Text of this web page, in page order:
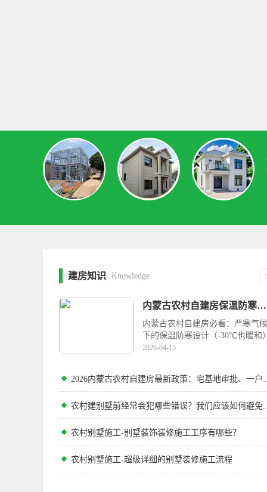
建房知识 Knowledge
内蒙古农村自建房保温防寒的核心需求为什么必须重视？
内蒙古农村自建房必看：严寒气候
下的保温防寒设计（-30℃也暖和
内蒙古地处我国北部，···
2026-04-15
2026内蒙古农村自建
农村建别墅前经常会
农村别墅施工-别墅装饰装修施工工序有哪些？
农村别墅施工-超级详细的别墅装修施工流程